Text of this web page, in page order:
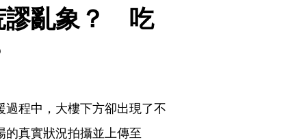
亂象？　吃
程中，大樓下方卻出現了不
真實狀況拍攝並上傳至